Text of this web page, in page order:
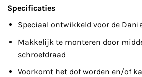
Specificaties
Speciaal ontwikkeld voor de
Makkelijk te monteren door
schroefdraad
Voorkomt het dof worden en/of